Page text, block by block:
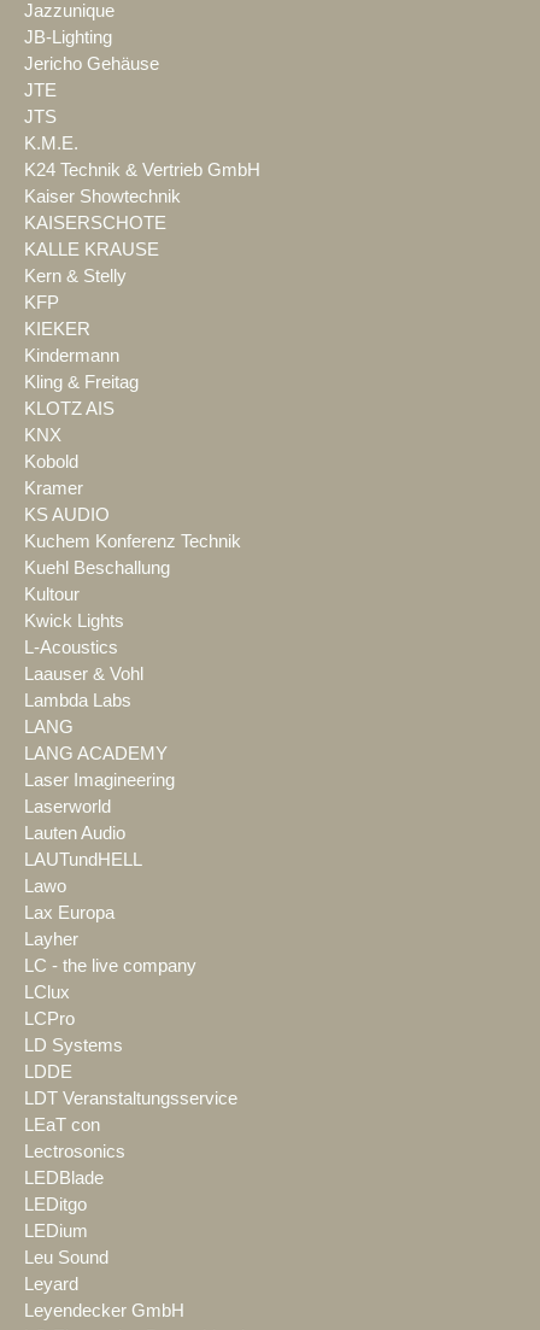
Jazzunique
JB-Lighting
Jericho Gehäuse
JTE
JTS
K.M.E.
K24 Technik & Vertrieb GmbH
Kaiser Showtechnik
KAISERSCHOTE
KALLE KRAUSE
Kern & Stelly
KFP
KIEKER
Kindermann
Kling & Freitag
KLOTZ AIS
KNX
Kobold
Kramer
KS AUDIO
Kuchem Konferenz Technik
Kuehl Beschallung
Kultour
Kwick Lights
L-Acoustics
Laauser & Vohl
Lambda Labs
LANG
LANG ACADEMY
Laser Imagineering
Laserworld
Lauten Audio
LAUTundHELL
Lawo
Lax Europa
Layher
LC - the live company
LClux
LCPro
LD Systems
LDDE
LDT Veranstaltungsservice
LEaT con
Lectrosonics
LEDBlade
LEDitgo
LEDium
Leu Sound
Leyard
Leyendecker GmbH